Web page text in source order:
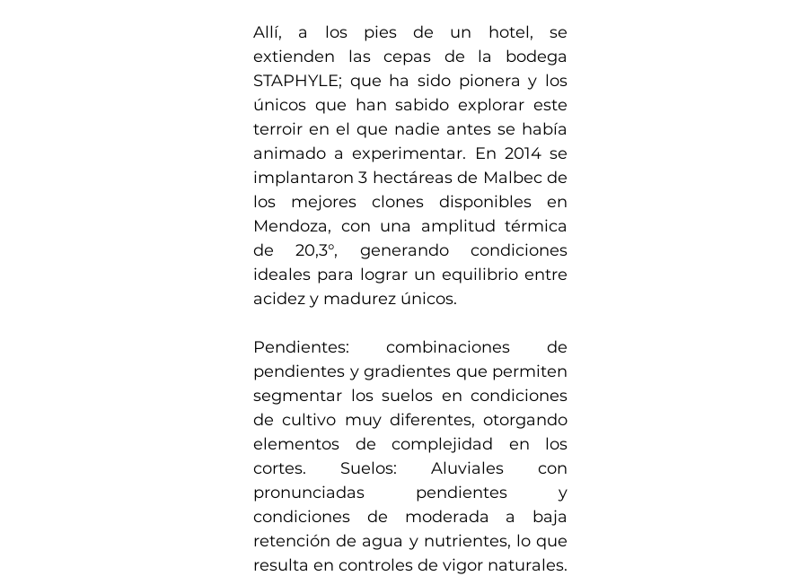
Allí, a los pies de un hotel, se
extienden las cepas de la bodega
STAPHYLE; que ha sido pionera y los
únicos que han sabido explorar este
terroir en el que nadie antes se había
animado a experimentar. En 2014 se
implantaron 3 hectáreas de Malbec de
los mejores clones disponibles en
Mendoza, con una amplitud térmica
de 20,3°, generando condiciones
ideales para lograr un equilibrio entre
acidez y madurez únicos.
Pendientes: combinaciones de
pendientes y gradientes que permiten
segmentar los suelos en condiciones
de cultivo muy diferentes, otorgando
elementos de complejidad en los
cortes. Suelos: Aluviales con
pronunciadas pendientes y
condiciones de moderada a baja
retención de agua y nutrientes, lo que
resulta en controles de vigor naturales.